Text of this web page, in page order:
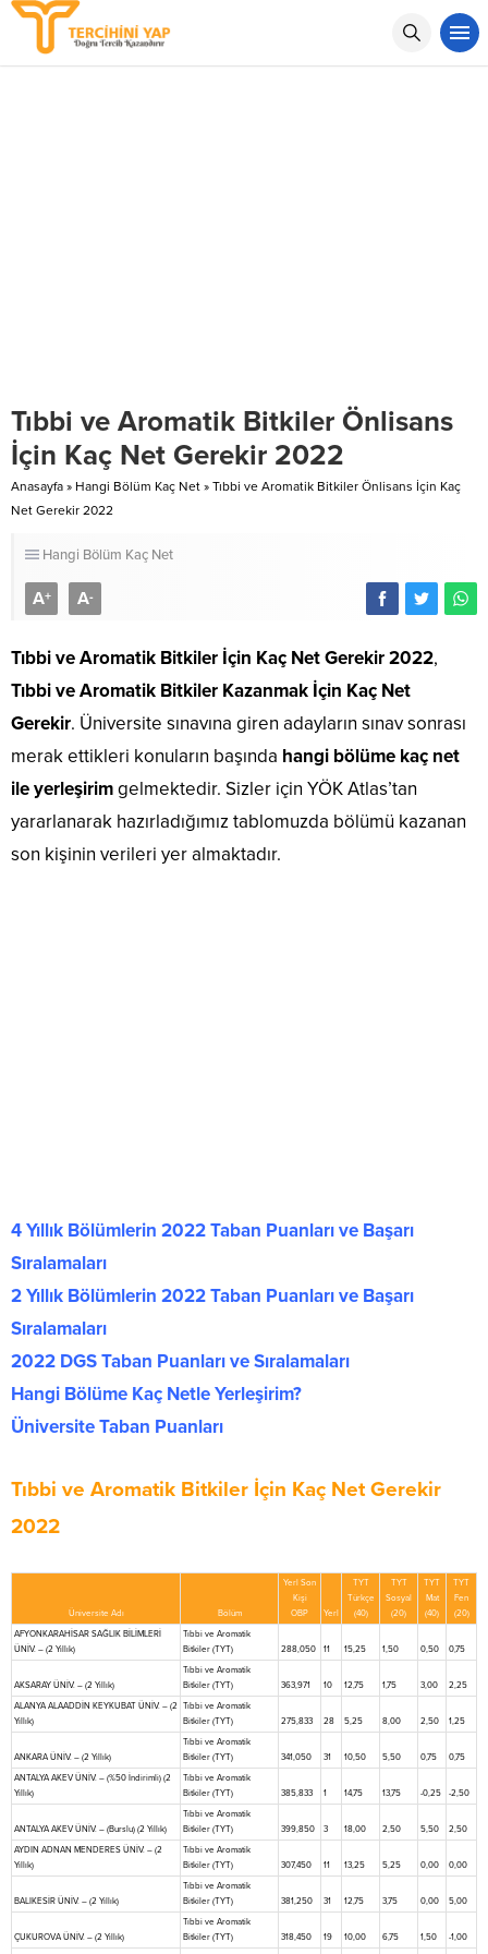
Tıbbi ve Aromatik Bitkiler Önlisans
İçin Kaç Net Gerekir 2022
Anasayfa » Hangi Bölüm Kaç Net » Tıbbi ve Aromatik Bitkiler Önlisans İçin Kaç
Net Gerekir 2022
Hangi Bölüm Kaç Net
A+ A-
Tıbbi ve Aromatik Bitkiler İçin Kaç Net Gerekir 2022,
Tıbbi ve Aromatik Bitkiler Kazanmak İçin Kaç Net
Gerekir. Üniversite sınavına giren adayların sınav sonrası
merak ettikleri konuların başında hangi bölüme kaç net
ile yerleşirimgelmektedir. Sizler için YÖK Atlas’tan
yararlanarak hazırladığımız tablomuzda bölümü kazanan
son kişinin verileri yer almaktadır.
4 Yıllık Bölümlerin 2022 Taban Puanları ve Başarı
Sıralamaları
2 Yıllık Bölümlerin 2022 Taban Puanları ve Başarı
Sıralamaları
2022 DGS Taban Puanları ve Sıralamaları
Hangi Bölüme Kaç Netle Yerleşirim?
Üniversite Taban Puanları
Tıbbi ve Aromatik Bitkiler İçin Kaç Net Gerekir
2022
Üniversite Adı Bölüm
Yerl Son
Kişi
OBP
Yerl
TYT
Türkçe
(40)
TYT
Sosyal
(20)
TYT
Mat
(40)
TYT
Fen
(20)
AFYONKARAHİSAR SAĞLIK BİLİMLERİ
ÜNİV. – (2 Yıllık)
Tıbbi ve Aromatik
Bitkiler (TYT)
288,050 11 15,25 1,50 0,50 0,75
AKSARAY ÜNİV. – (2 Yıllık)
Tıbbi ve Aromatik
Bitkiler (TYT)
363,971 10 12,75 1,75 3,00 2,25
ALANYA ALAADDİN KEYKUBAT ÜNİV. – (2
Yıllık)
Tıbbi ve Aromatik
Bitkiler (TYT)
275,833 28 5,25 8,00 2,50 1,25
ANKARA ÜNİV. – (2 Yıllık)
Tıbbi ve Aromatik
Bitkiler (TYT)
341,050 31 10,50 5,50 0,75 0,75
ANTALYA AKEV ÜNİV. – (%50 İndirimli) (2
Yıllık)
Tıbbi ve Aromatik
Bitkiler (TYT)
385,833 1 14,75 13,75 -0,25 -2,50
ANTALYA AKEV ÜNİV. – (Burslu) (2 Yıllık)
Tıbbi ve Aromatik
Bitkiler (TYT)
399,850 3 18,00 2,50 5,50 2,50
AYDIN ADNAN MENDERES ÜNİV. – (2
Yıllık)
Tıbbi ve Aromatik
Bitkiler (TYT)
307,450 11 13,25 5,25 0,00 0,00
BALIKESİR ÜNİV. – (2 Yıllık)
Tıbbi ve Aromatik
Bitkiler (TYT)
381,250 31 12,75 3,75 0,00 5,00
ÇUKUROVA ÜNİV. – (2 Yıllık)
Tıbbi ve Aromatik
Bitkiler (TYT)
318,450 19 10,00 6,75 1,50 -1,00